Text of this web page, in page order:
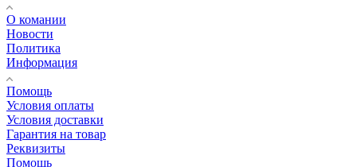
О комании
Новости
Политика
Информация
Помощь
Условия оплаты
Условия доставки
Гарантия на товар
Реквизиты
Помощь